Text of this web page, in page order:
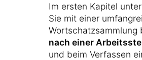
Im ersten Kapitel
Sie mit einer
Wortschatzsammlung
nach einer
und beim Verfassen